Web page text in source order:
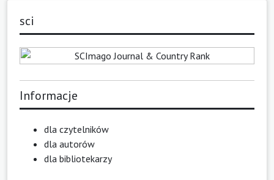
sci
Informacje
dla czytelników
dla autorów
dla bibliotekarzy